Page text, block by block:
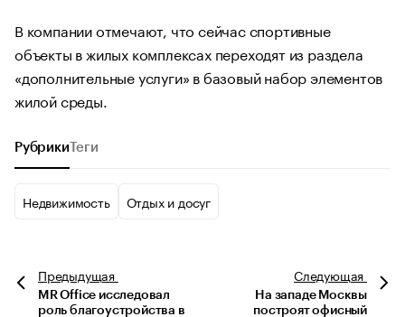
В компании отмечают, что сейчас спортивные
объекты в жилых комплексах переходят из раздела
«дополнительные услуги» в базовый набор элементов
жилой среды.
Рубрики Теги
Недвижимость Отдых и досуг
Предыдущая
MR Office исследовал
роль благоустройства в
Следующая
На западе Москвы
построят офисный